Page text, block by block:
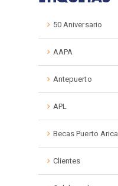
50 Aniversario
AAPA
Antepuerto
APL
Becas Puerto Arica
Clientes